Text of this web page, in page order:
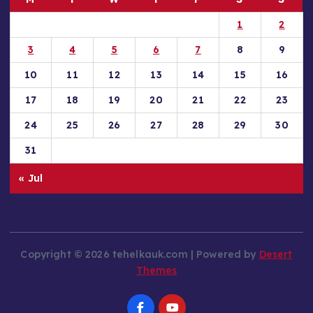
M T W T F S
S
1
2
3
4 5 6 7 8
9
10
11 12 13 14 15
16
17
18 19 20 21 22
23
24
25 26 27 28 29
30
31
« Jul
Copyright © 2026 tehelkauk.com | Powered byDesert
Themes